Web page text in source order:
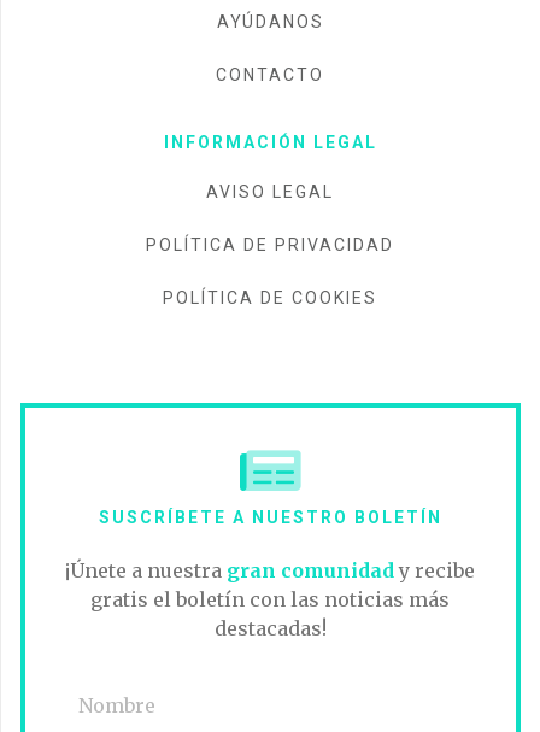
AYÚDANOS
CONTACTO
INFORMACIÓN LEGAL
AVISO LEGAL
POLÍTICA DE PRIVACIDAD
POLÍTICA DE COOKIES
SUSCRÍBETE A NUESTRO BOLETÍN
¡Únete a nuestra gran comunidad y recibe
gratis el boletín con las noticias más
destacadas!